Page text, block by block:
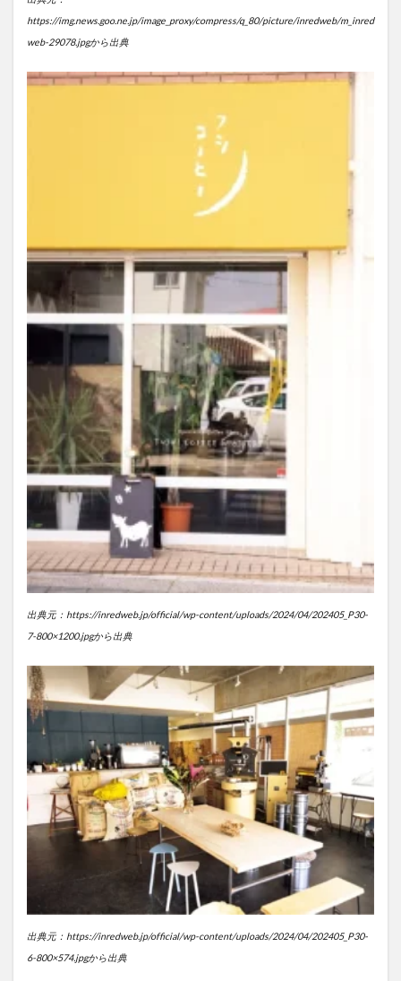
https://img.news.goo.ne.jp/image_proxy/compress/q_80/picture/inredweb/m_inred
web-29078.jpgから出典
出典元：https://inredweb.jp/official/wp-content/uploads/2024/04/202405_P30-
7-800×1200.jpgから出典
出典元：https://inredweb.jp/official/wp-content/uploads/2024/04/202405_P30-
6-800×574.jpgから出典